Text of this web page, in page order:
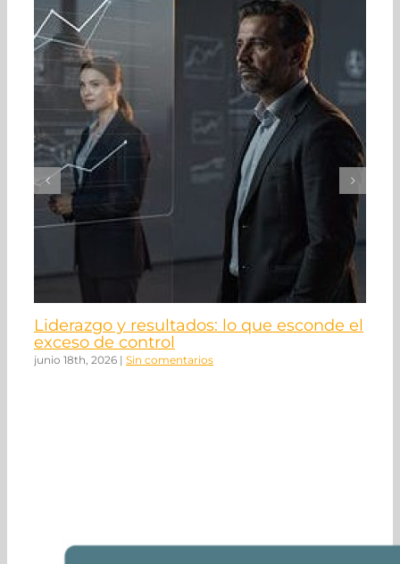
Liderazgo y resultados: lo que esconde el
exceso de control
junio 18th, 2026 | Sin comentarios